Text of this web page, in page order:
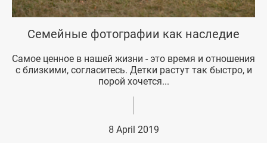
Семейные фотографии как наследие
Самое ценное в нашей жизни - это время и отношения
с близкими, согласитесь. Детки растут так быстро, и
порой хочется...
8 April 2019